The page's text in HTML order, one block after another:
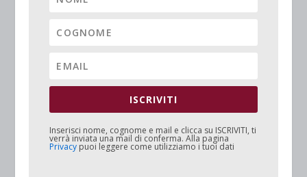
ISCRIVITI
Inserisci nome, cognome e mail e clicca su ISCRIVITI, ti
verrà inviata una mail di conferma. Alla pagina
Privacy puoi leggere come utilizziamo i tuoi dati